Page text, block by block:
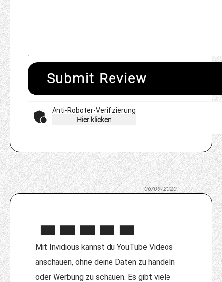
Submit Review
Anti-Roboter-Verifizierung
Hier klicken
06/09/2020
Mit Invidious kannst du YouTube Videos
anschauen, ohne deine Daten zu handeln
oder Werbung zu schauen. Es gibt viele